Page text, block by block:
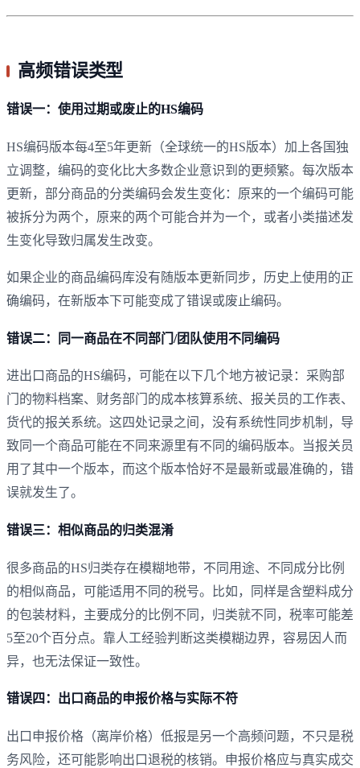
高频错误类型
错误一：使用过期或废止的HS编码
HS编码版本每4至5年更新（全球统一的HS版本）加上各国独
立调整，编码的变化比大多数企业意识到的更频繁。每次版本
更新，部分商品的分类编码会发生变化：原来的一个编码可能
被拆分为两个，原来的两个可能合并为一个，或者小类描述发
生变化导致归属发生改变。
如果企业的商品编码库没有随版本更新同步，历史上使用的正
确编码，在新版本下可能变成了错误或废止编码。
错误二：同一商品在不同部门/团队使用不同编码
进出口商品的HS编码，可能在以下几个地方被记录：采购部
门的物料档案、财务部门的成本核算系统、报关员的工作表、
货代的报关系统。这四处记录之间，没有系统性同步机制，导
致同一个商品可能在不同来源里有不同的编码版本。当报关员
用了其中一个版本，而这个版本恰好不是最新或最准确的，错
误就发生了。
错误三：相似商品的归类混淆
很多商品的HS归类存在模糊地带，不同用途、不同成分比例
的相似商品，可能适用不同的税号。比如，同样是含塑料成分
的包装材料，主要成分的比例不同，归类就不同，税率可能差
5至20个百分点。靠人工经验判断这类模糊边界，容易因人而
异，也无法保证一致性。
错误四：出口商品的申报价格与实际不符
出口申报价格（离岸价格）低报是另一个高频问题，不只是税
务风险，还可能影响出口退税的核销。申报价格应与真实成交